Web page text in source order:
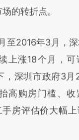
lmszni5a)提
荐点击链接阅读
的转折点。
2016年3月，深
上涨18个月，可
，深圳市政府3月
高购房门槛、收
房评估价大幅